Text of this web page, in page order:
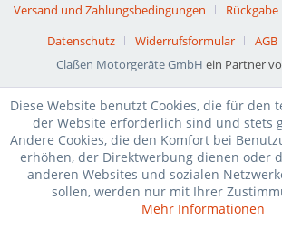
Versand und Zahlungsbedingungen
Rückgabe
Datenschutz
Widerrufsformular AGB
Claßen Motorgeräte GmbH ein Partner
Diese Website benutzt Cookies, die für den
der Website erforderlich sind und stets
Andere Cookies, die den Komfort bei
erhöhen, der Direktwerbung dienen oder
anderen Websites und sozialen
sollen, werden nur mit Ihrer
Mehr Informationen